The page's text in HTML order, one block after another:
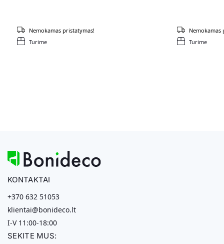
Turime
Nemokamas pristatymas!
Turime
Nemokamas
KONTAKTAI
+370 632 51053
klientai@bonideco.lt
I-V 11:00-18:00
SEKITE MUS: